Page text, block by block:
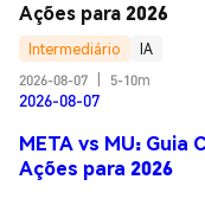
Ações para 2026
Intermediário
IA
2026-08-07
5-10m
2026-08-07
META vs MU:
Ações para 2026